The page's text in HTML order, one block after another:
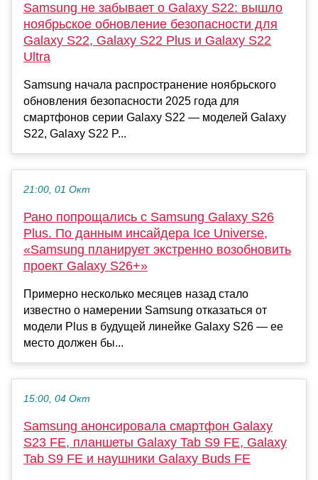
Samsung не забывает о Galaxy S22: вышло
ноябрьское обновление безопасности для
Galaxy S22, Galaxy S22 Plus и Galaxy S22
Ultra
Samsung начала распространение ноябрьского
обновления безопасности 2025 года для
смартфонов серии Galaxy S22 — моделей Galaxy
S22, Galaxy S22 P...
21:00, 01 Окт
Рано попрощались с Samsung Galaxy S26
Plus. По данным инсайдера Ice Universe,
«Samsung планирует экстренно возобновить
проект Galaxy S26+»
Примерно несколько месяцев назад стало
известно о намерении Samsung отказаться от
модели Plus в будущей линейке Galaxy S26 — ее
место должен бы...
15:00, 04 Окт
Samsung анонсировала смартфон Galaxy
S23 FE, планшеты Galaxy Tab S9 FE, Galaxy
Tab S9 FE и наушники Galaxy Buds FE